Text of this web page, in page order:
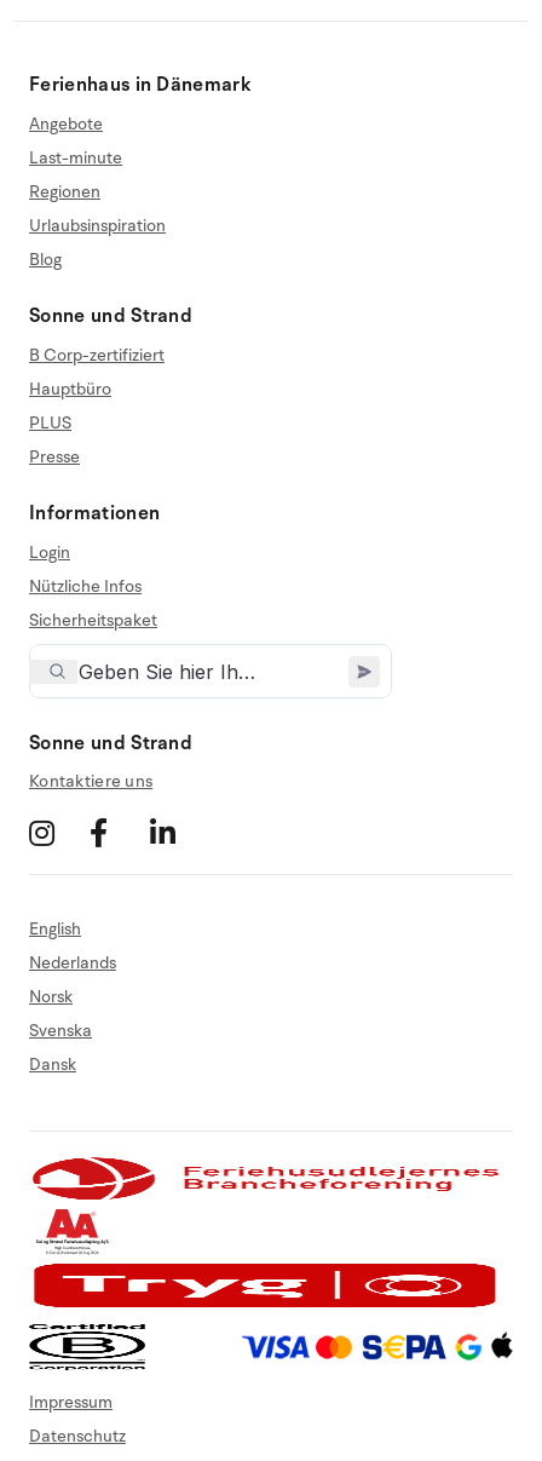
Ferienhaus in Dänemark
Angebote
Last-minute
Regionen
Urlaubsinspiration
Blog
Sonne und Strand
B Corp-zertifiziert
Hauptbüro
PLUS
Presse
Informationen
Login
Nützliche Infos
Sicherheitspaket
Sonne und Strand
Kontaktiere uns
English
Nederlands
Norsk
Svenska
Dansk
Impressum
Datenschutz